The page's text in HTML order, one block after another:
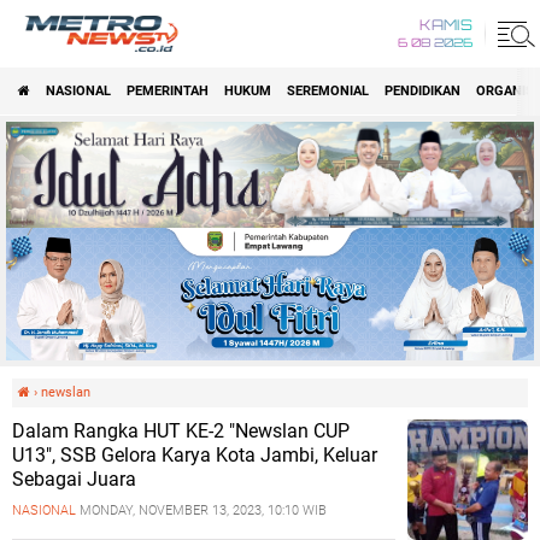
KAMIS
6 08 2026
NASIONAL PEMERINTAH HUKUM SEREMONIAL PENDIDIKAN
› newslan
Dalam Rangka HUT KE-2 "Newslan CUP
U13", SSB Gelora Karya Kota Jambi, Keluar
Sebagai Juara
NASIONAL MONDAY, NOVEMBER 13, 2023, 10:10 WIB